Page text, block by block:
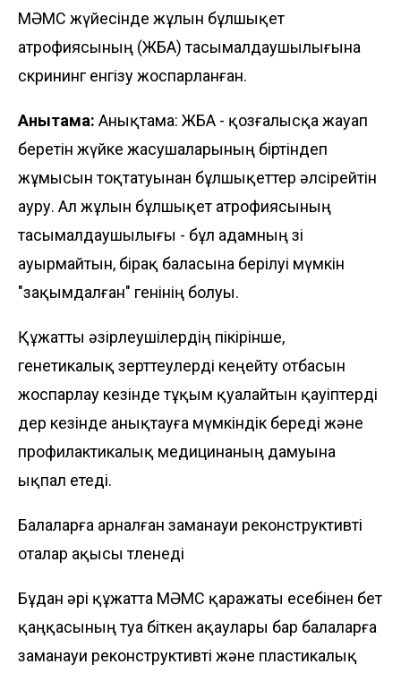
МӘМС жүйесінде жұлын бұлшықет
атрофиясының (ЖБА) тасымалдаушылығына
скрининг енгізу жоспарланған.
Анықтама: Анықтама: ЖБА - қозғалысқа жауап
беретін жүйке жасушаларының біртіндеп
жұмысын тоқтатуынан бұлшықеттер әлсірейтін
ауру. Ал жұлын бұлшықет атрофиясының
тасымалдаушылығы - бұл адамның өзі
ауырмайтын, бірақ баласына берілуі мүмкін
"зақымдалған" генінің болуы.
Құжатты әзірлеушілердің пікірінше,
генетикалық зерттеулерді кеңейту отбасын
жоспарлау кезінде тұқым қуалайтын қауіптерді
дер кезінде анықтауға мүмкіндік береді және
профилактикалық медицинаның дамуына
ықпал етеді.
Балаларға арналған заманауи реконструктивті
оталар ақысы төленеді
Бұдан әрі құжатта МӘМС қаражаты есебінен бет
қаңқасының туа біткен ақаулары бар балаларға
заманауи реконструктивті және пластикалық